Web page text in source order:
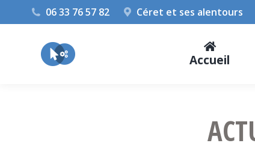
06 33 76 57 82 Céret et ses alentours
Accueil